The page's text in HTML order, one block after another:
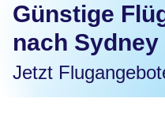
Günstige
nach Sydney
Jetzt